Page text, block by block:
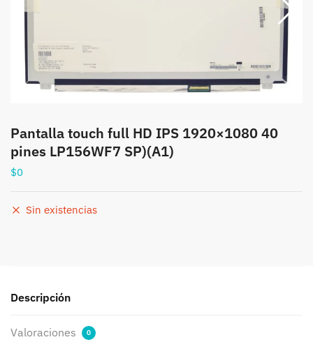
Pantalla touch full HD IPS 1920×1080 40
pines LP156WF7 SP)(A1)
$0
Sin existencias
Descripción
Valoraciones 0